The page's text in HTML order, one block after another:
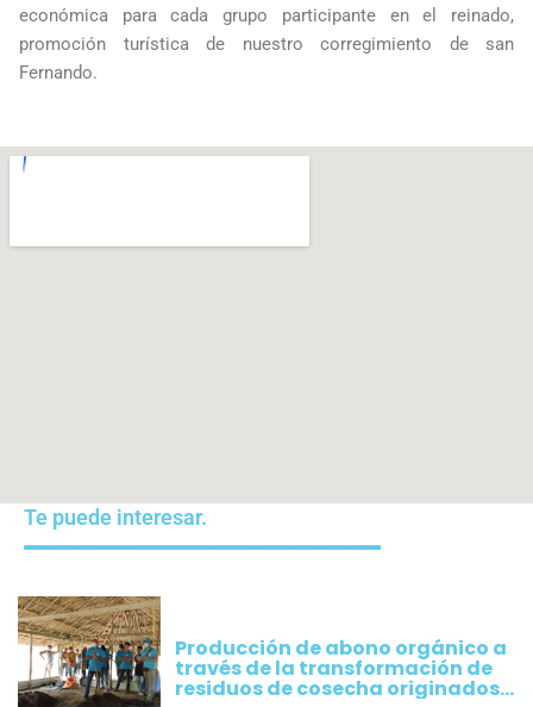
económica para cada grupo participante en el reinado,
promoción turística de nuestro corregimiento de san
Fernando.
Te puede interesar.
Producción de abono orgánico a
través de la transformación de
residuos de cosecha originados